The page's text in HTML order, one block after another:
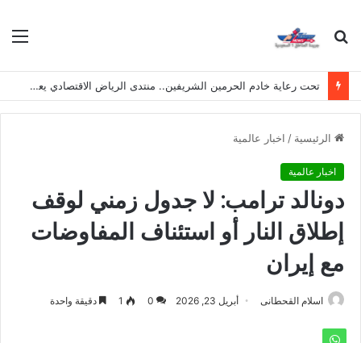
بحث
تحت رعاية خادم الحرمين الشريفين.. منتدى الرياض الاقتصادي يعقد دورته الـ(12) أكتوبر القادم
الرئيسية / اخبار عالمية
اخبار عالمية
دونالد ترامب: لا جدول زمني لوقف
إطلاق النار أو استئناف المفاوضات
مع إيران
اسلام القحطانى أبريل 23, 2026 0
1 دقيقة واحدة